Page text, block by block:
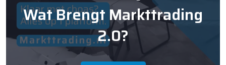
Wat Brengt Markttrading
2.0?